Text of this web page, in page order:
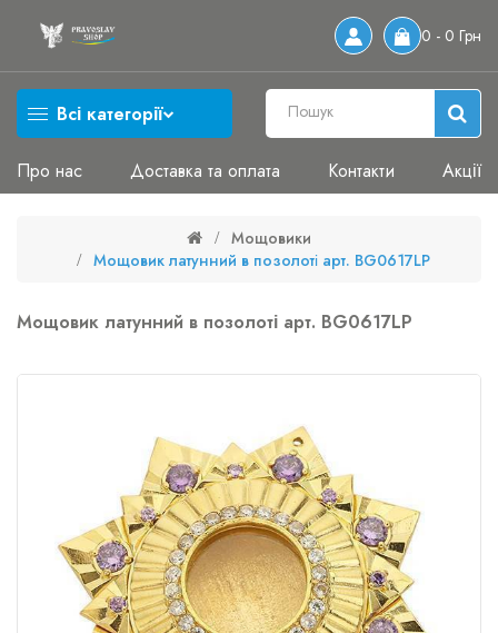
0 - 0 Грн
Всі категорії
Про нас Доставка та оплата Контакти Акції
Мощовики
Мощовик латунний в позолоті арт. BG0617LP
Мощовик латунний в позолоті арт. BG0617LP